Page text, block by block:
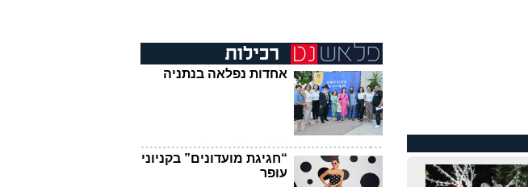
אחדות נפלאה בנתניה
“חגיגת מועדונים” בקניוני
עופר